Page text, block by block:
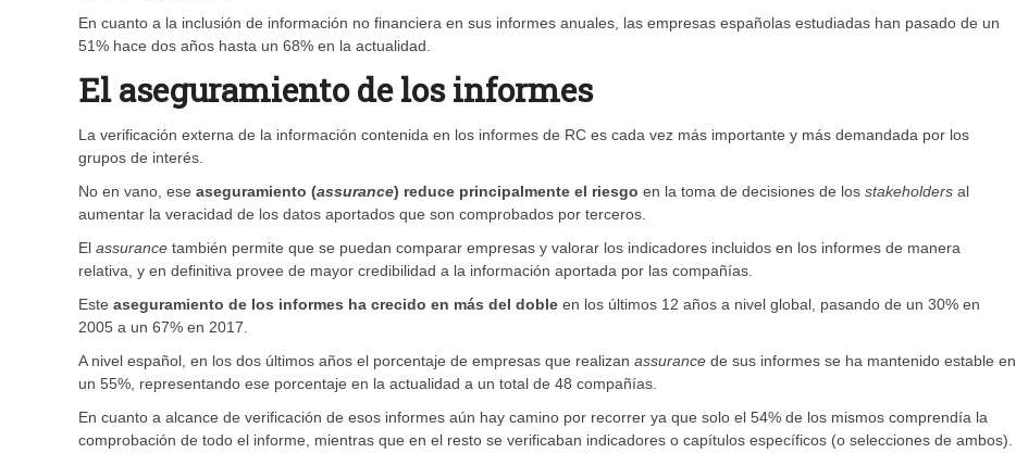
En cuanto a la inclusión de información no financiera en sus informes anuales, las empresas españolas estudiadas han pasado de un
51% hace dos años hasta un 68% en la actualidad.
El aseguramiento de los informes
La verificación externa de la información contenida en los informes de RC es cada vez más importante y más demandada por los
grupos de interés.
No en vano, ese aseguramiento (assurance) reduce principalmente el riesgo en la toma de decisiones de los stakeholders al
aumentar la veracidad de los datos aportados que son comprobados por terceros.
El assurance también permite que se puedan comparar empresas y valorar los indicadores incluidos en los informes de manera
relativa, y en definitiva provee de mayor credibilidad a la información aportada por las compañías.
Este aseguramiento de los informes ha crecido en más del doble en los últimos 12 años a nivel global, pasando de un 30% en
2005 a un 67% en 2017.
A nivel español, en los dos últimos años el porcentaje de empresas que realizan assurance de sus informes se ha mantenido estable en
un 55%, representando ese porcentaje en la actualidad a un total de 48 compañías.
En cuanto a alcance de verificación de esos informes aún hay camino por recorrer ya que solo el 54% de los mismos comprendía la
comprobación de todo el informe, mientras que en el resto se verificaban indicadores o capítulos específicos (o selecciones de ambos).